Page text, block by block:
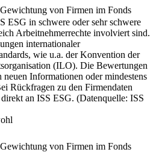
von Firmen im Fonds
ESG in schwere oder sehr schwere
Arbeitnehmerrechte involviert sind.
internationaler
wie u.a. der Konvention der
(ILO). Die Bewertungen
neuen Informationen oder mindestens
Rückfragen zu den Firmendaten
an ISS ESG. (Datenquelle: ISS
von Firmen im Fonds